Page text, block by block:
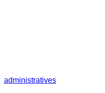
administratives